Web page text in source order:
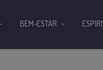
BEM-ESTAR